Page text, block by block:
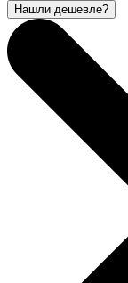
Нашли дешевле?